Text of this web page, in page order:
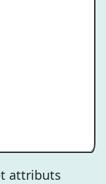
attributs